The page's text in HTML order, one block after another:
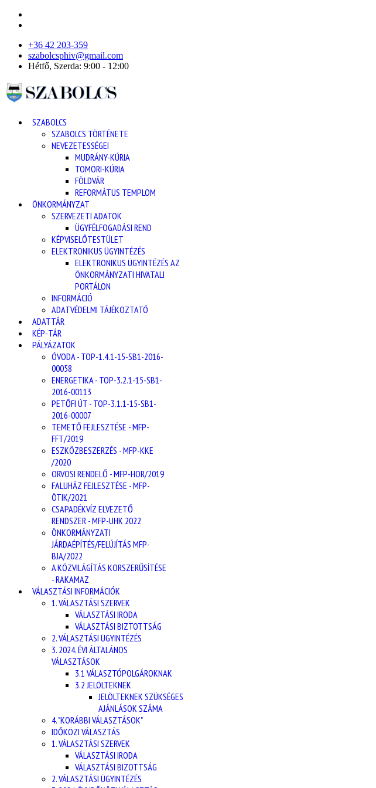
+36 42 203-359
szabolcsphiv@gmail.com
Hétfő, Szerda: 9:00 - 12:00
SZABOLCS
SZABOLCS TÖRTÉNETE
NEVEZETESSÉGEI
MUDRÁNY-KÚRIA
TOMORI-KÚRIA
FÖLDVÁR
REFORMÁTUS TEMPLOM
ÖNKORMÁNYZAT
SZERVEZETI ADATOK
ÜGYFÉLFOGADÁSI REND
KÉPVISELŐTESTÜLET
ELEKTRONIKUS ÜGYINTÉZÉS
ELEKTRONIKUS ÜGYINTÉZÉS AZ
ÖNKORMÁNYZATI HIVATALI
PORTÁLON
INFORMÁCIÓ
ADATVÉDELMI TÁJÉKOZTATÓ
ADATTÁR
KÉP-TÁR
PÁLYÁZATOK
ÓVODA - TOP-1.4.1-15-SB1-2016-
00058
ENERGETIKA - TOP-3.2.1-15-SB1-
2016-00113
PETŐFI ÚT - TOP-3.1.1-15-SB1-
2016-00007
TEMETŐ FEJLESZTÉSE - MFP-
FFT/2019
ESZKÖZBESZERZÉS - MFP-KKE
/2020
ORVOSI RENDELŐ - MFP-HOR/2019
FALUHÁZ FEJLESZTÉSE - MFP-
ÖTIK/2021
CSAPADÉKVÍZ ELVEZETŐ
RENDSZER - MFP-UHK 2022
ÖNKORMÁNYZATI
JÁRDAÉPÍTÉS/FELÚJÍTÁS MFP-
BJA/2022
A KÖZVILÁGÍTÁS KORSZERŰSÍTÉSE
- RAKAMAZ
VÁLASZTÁSI INFORMÁCIÓK
1. VÁLASZTÁSI SZERVEK
VÁLASZTÁSI IRODA
VÁLASZTÁSI BIZTOTTSÁG
2. VÁLASZTÁSI ÜGYINTÉZÉS
3. 2024. ÉVI ÁLTALÁNOS
VÁLASZTÁSOK
3.1 VÁLASZTÓPOLGÁROKNAK
3.2 JELÖLTEKNEK
JELÖLTEKNEK SZÜKSÉGES
AJÁNLÁSOK SZÁMA
4. "KORÁBBI VÁLASZTÁSOK"
IDŐKÖZI VÁLASZTÁS
1. VÁLASZTÁSI SZERVEK
VÁLASZTÁSI IRODA
VÁLASZTÁSI BIZOTTSÁG
2. VÁLASZTÁSI ÜGYINTÉZÉS